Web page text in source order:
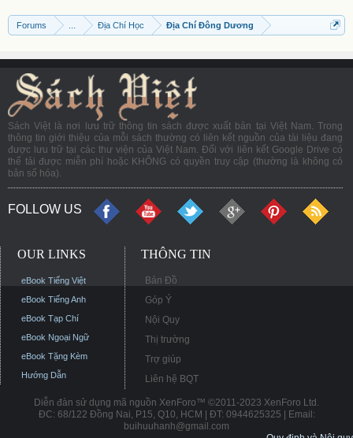
Forums Địa Chí Học Địa Chí Đông Dương
Sách Việt là nơi lưu trữ thông tin sách được xuất bản tại Việt Nam. Trong
thông tin giới thiệu của mỗi sách thường có liên kết nguồn của tài liệu đang
được lưu trữ tại các thư viện của Việt Nam. Đối với liên kết Google Drive có
thể tải được miễn phí hoặc KHÔNG có quyền truy cập (thường là không có
bản số hóa).
FOLLOW US
OUR LINKS
eBook Tiếng Việt
eBook Tiếng Anh
eBook Tạp Chí
eBook Ngoại Ngữ
eBook Tặng Kèm
Hướng Dẫn
THÔNG TIN
Bản Đồ
Góp Ý
Nội Quy
Thị trường
Trợ giúp
Liên hệ BQT
Diễn đàn sử dụng mã nguồn XenForo™ ©2011-2023 XenForo Ltd.
ĐC: 68/122 Đồng Nai, P15, Q10, HCM | ĐT: 0944625325 | Email:
buihuuhanh@gmail.com